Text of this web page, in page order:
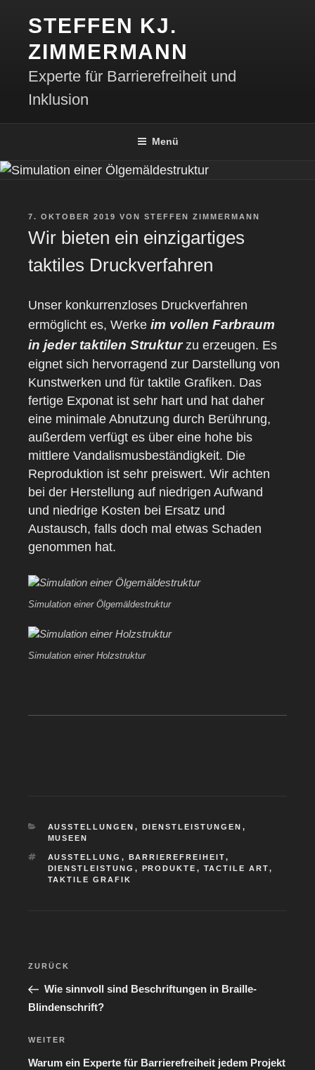
Inhalt
springen
STEFFEN KJ.
ZIMMERMANN
Experte für Barrierefreiheit und
Inklusion
Menü
VERÖFFENTLICHT
7. OKTOBER 2019 VON STEFFEN ZIMMERMANN
Wir bieten ein einzigartiges
taktiles Druckverfahren
Unser konkurrenzloses Druckverfahren
ermöglicht es, Werke im vollen Farbraum
in jeder taktilen Strukturzu erzeugen. Es
eignet sich hervorragend zur Darstellung von
Kunstwerken und für taktile Grafiken. Das
fertige Exponat ist sehr hart und hat daher
eine minimale Abnutzung durch Berührung,
außerdem verfügt es über eine hohe bis
mittlere Vandalismusbeständigkeit. Die
Reproduktion ist sehr preiswert. Wir achten
bei der Herstellung auf niedrigen Aufwand
und niedrige Kosten bei Ersatz und
Austausch, falls doch mal etwas Schaden
genommen hat.
Simulation einer Ölgemäldestruktur
Simulation einer Holzstruktur
KATEGORIEN
AUSSTELLUNGEN , DIENSTLEISTUNGEN ,
MUSEEN
SCHLAGWÖRTER
AUSSTELLUNG , BARRIEREFREIHEIT,
DIENSTLEISTUNG , PRODUKTE , TACTILE ART,
TAKTILE GRAFIK
Beitragsnavigation
Vorheriger
Beitrag
ZURÜCK
Wie sinnvoll sind Beschriftungen in Braille-
Blindenschrift?
Nächster
Beitrag
WEITER
Warum ein Experte für Barrierefreiheit jedem Projekt